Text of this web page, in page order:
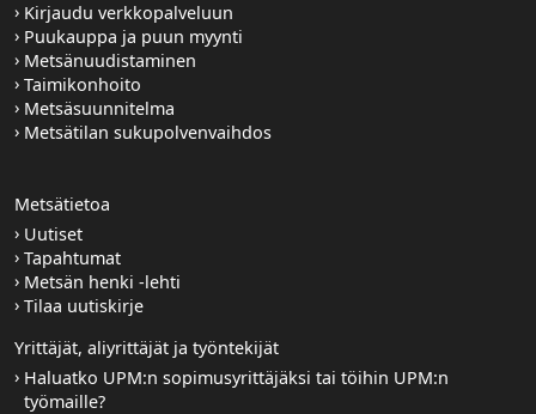
Kirjaudu verkkopalveluun
Puukauppa ja puun myynti
Metsänuudistaminen
Taimikonhoito
Metsäsuunnitelma
Metsätilan sukupolvenvaihdos
Metsätietoa
Uutiset
Tapahtumat
Metsän henki -lehti
Tilaa uutiskirje
Yrittäjät, aliyrittäjät ja työntekijät
Haluatko UPM:n sopimusyrittäjäksi tai töihin UPM:n
työmaille?